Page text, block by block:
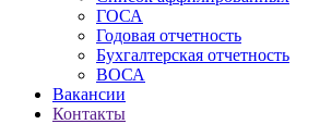
ГОСА
Годовая отчетность
Бухгалтерская отчетность
ВОСА
Вакансии
Контакты